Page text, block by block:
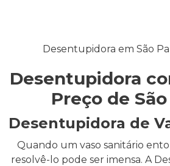
Desentupidora em São
Desentupidora
Preço de
Desentupidora de
Quando um vaso sanitário
resolvê-lo pode ser imensa. A